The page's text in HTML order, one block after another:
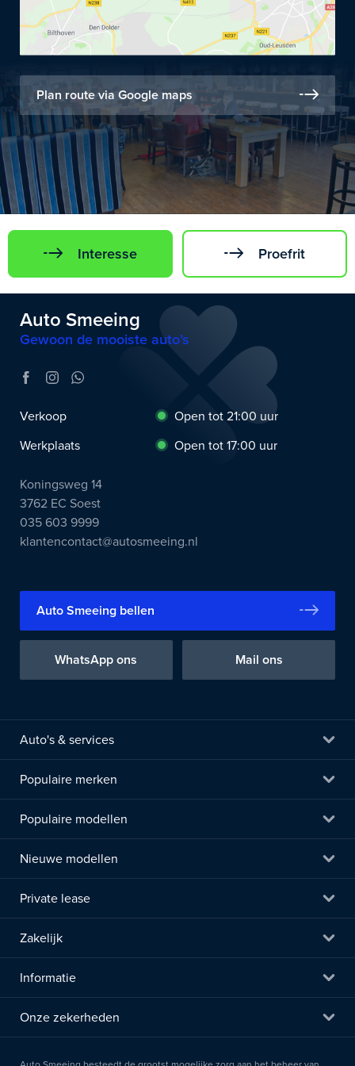
Plan route via Google maps
Interesse Proefrit
Auto Smeeing
Gewoon de mooiste auto’s
Verkoop
Open tot 21:00 uur
Werkplaats
Open tot 17:00 uur
Koningsweg 14
3762 EC Soest
035 603 9999
klantencontact@autosmeeing.nl
Auto Smeeing bellen
WhatsApp ons Mail ons
Auto's & services
Populaire merken
Populaire modellen
Nieuwe modellen
Private lease
Zakelijk
Informatie
Onze zekerheden